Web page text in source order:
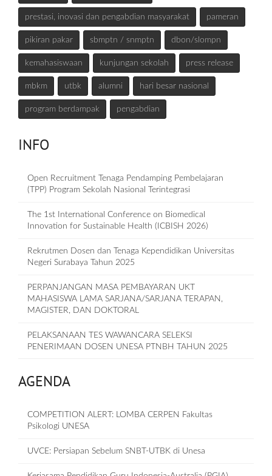
prestasi, inovasi dan pengabdian masyarakat pameran
pikiran pakar sbmptn / snmptn dbon/slompn
kemahasiswaan kunjungan sekolah press release
mbkm utbk alumni hari besar nasional
program berdampak pengabdian
INFO
Open Recruitment Tenaga Pendamping Pembelajaran
(TPP) Program Sekolah Nasional Terintegrasi
The 1st International Conference on Biomedical
Innovation for Sustainable Health (ICBISH 2026)
Rekrutmen Dosen dan Tenaga Kependidikan Universitas
Negeri Surabaya Tahun 2025
PERPANJANGAN MASA PEMBAYARAN UKT
MAHASISWA LAMA SARJANA/SARJANA TERAPAN,
MAGISTER, DAN DOKTORAL
PELAKSANAAN TES WAWANCARA SELEKSI
PENERIMAAN DOSEN UNESA PTNBH TAHUN 2025
AGENDA
COMPETITION ALERT: LOMBA CERPEN Fakultas
Psikologi UNESA
UVCE: Persiapan Sebelum SNBT-UTBK di Unesa